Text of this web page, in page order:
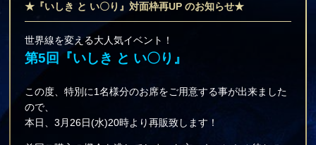
★『いしき と い〇り』対面枠再UP のお知らせ★
世界線を変える大人気イベント！
第5回『いしき と い〇り』
この度、特別に1名様分のお席をご用意する事が出来ました
ので、
本日、3月26日(水)20時より再販致します！